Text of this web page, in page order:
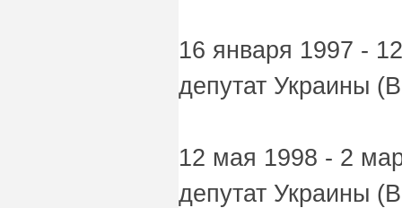
16 января 1997 -
депутат Украины
12 мая 1998 - 2
депутат Украины